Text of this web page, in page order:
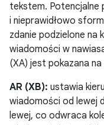
tekstem. Potencjalne
i nieprawidłowo
zdanie podzielone na
wiadomości w
(XA) jest pokazana na
AR (XB): ustawia
wiadomości od lewej
lewej, co odwraca